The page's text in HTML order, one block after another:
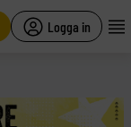
Logga in